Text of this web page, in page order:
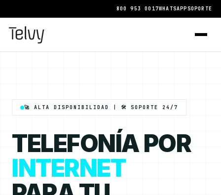
800 953 0017WHATSAPPSOPORTE
🚀 ALTA DISPONIBILIDAD | 🛠️ SOPORTE 24/7
TELEFONÍA POR
INTERNET